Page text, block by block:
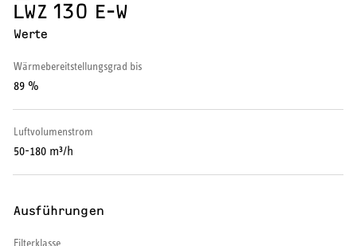
HEIZEN UND KÜHLEN
Wärmepumpe
Puffer- und Trinkwarmwasserspeicher
Regelung / Energiemanagement
Elektroheizung
LWZ 130 E-W
Werte
Wärmebereitstellungsgrad bis
89 %
Luftvolumenstrom
50-180 m³/h
Ausführungen
Filterklasse